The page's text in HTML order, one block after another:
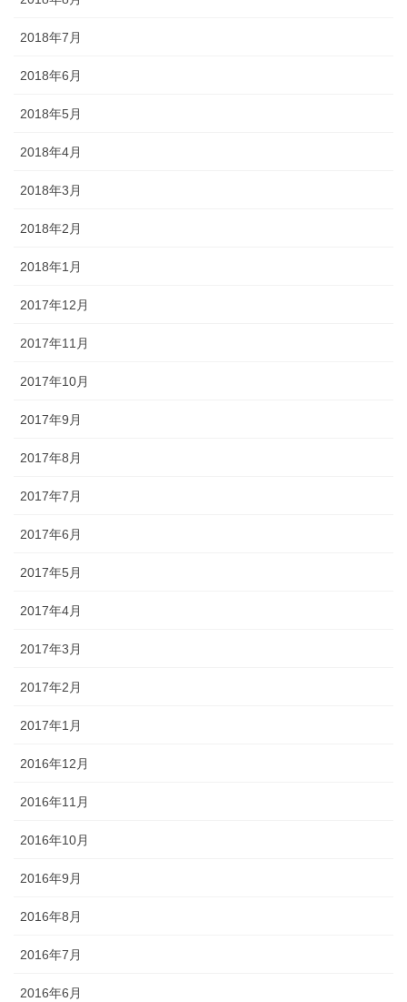
2018年7月
2018年6月
2018年5月
2018年4月
2018年3月
2018年2月
2018年1月
2017年12月
2017年11月
2017年10月
2017年9月
2017年8月
2017年7月
2017年6月
2017年5月
2017年4月
2017年3月
2017年2月
2017年1月
2016年12月
2016年11月
2016年10月
2016年9月
2016年8月
2016年7月
2016年6月